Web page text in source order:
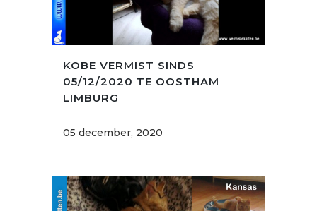
KOBE VERMIST SINDS
05/12/2020 TE OOSTHAM
LIMBURG
05 december, 2020